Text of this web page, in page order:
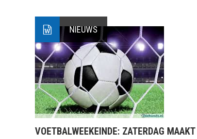
NIEUWS
VOETBALWEEKEINDE: ZATERDAG